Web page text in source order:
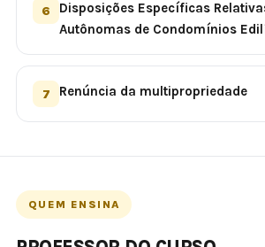
6
Disposições Específicas
Autônomas de Condomínios
7 Renúncia da multipropriedade
QUEM ENSINA